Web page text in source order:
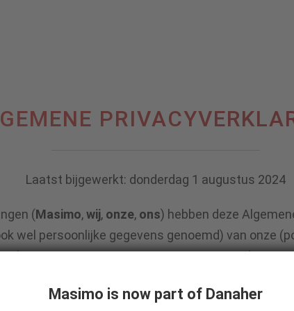
Laatst bijgewerkt: donderdag 1 augustus 2024
(Masimo,wij, onze, ons) hebben deze
wel persoonlijke gegevens genoemd) van onze
die met ons communiceren over onze producten
), verzamelen, gebruiken, opslaan, delen en op
en bescherming van gegevens.
Masimo is now part of Danaher